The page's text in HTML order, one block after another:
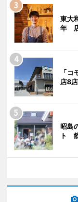
東大
年 店
「
店8
昭島
ト